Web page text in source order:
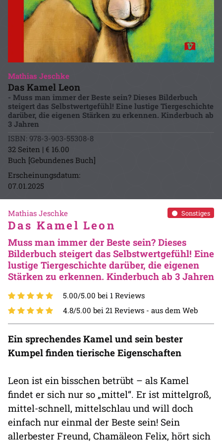
Mathias Jeschke
Das Kamel Leon
- Muss man immer der Beste sein? Dieses Bilderbuch
steigert das Selbstwertgefühl! Eine lustige Tiergeschichte
darüber, die eigenen Stärken zu erkennen. Kinderbuch ab
3 Jahren
ISBN: 978-3-903-55308-8
32 Seiten | € 16.00
Buch [Gebundenes Buch]
Erscheinungsdatum:
07.01.2025
Sonstiges
Mathias Jeschke
Das Kamel Leon
Muss man immer der Beste sein? Dieses
Bilderbuch steigert das Selbstwertgefühl! Eine
lustige Tiergeschichte darüber, die eigenen
Stärken zu erkennen. Kinderbuch ab 3 Jahren
5.00/5.00 bei 1 Reviews
4.8/5.00 bei 21 Reviews - aus dem Web
Ein sprechendes Kamel und sein bester
Kumpel finden tierische Eigenschaften
Leon ist ein bisschen betrübt – als Kamel
findet er sich nur so „mittel“. Er ist mittelgroß,
mittel-schnell, mittelschlau und will doch
einfach nur einmal der Beste sein! Sein
allerbester Freund, Chamäleon Felix, hört sich